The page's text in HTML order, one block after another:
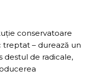
conservatoare
treptat – durează un
destul de radicale,